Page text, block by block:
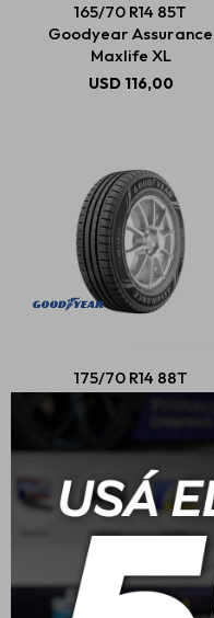
165/70 R14 85T
Goodyear Assurance
Maxlife XL
USD 116,00
175/70 R14 88T
Goodyear Assurance
USD110,00
Estética automotriz
Baterías
Repuestos
Servicios